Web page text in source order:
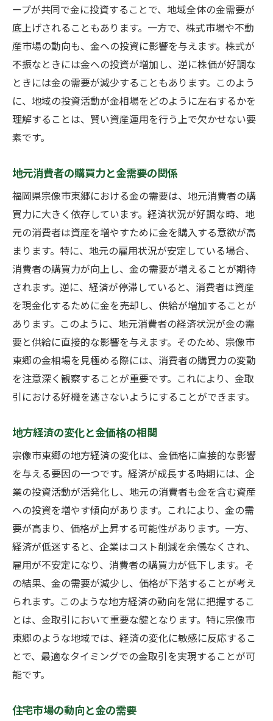
ープが共同で金に投資することで、地域全体の金需要が
底上げされることもあります。一方で、株式市場や不動
産市場の動向も、金への投資に影響を与えます。株式が
不振なときには金への投資が増加し、逆に株価が好調な
ときには金の需要が減少することもあります。このよう
に、地域の投資活動が金相場をどのように左右するかを
理解することは、賢い資産運用を行う上で欠かせない要
素です。
地元消費者の購買力と金需要の関係
福岡県宗像市東郷における金の需要は、地元消費者の購
買力に大きく依存しています。経済状況が好調な時、地
元の消費者は資産を増やすために金を購入する意欲が高
まります。特に、地元の雇用状況が安定している場合、
消費者の購買力が向上し、金の需要が増えることが期待
されます。逆に、経済が停滞していると、消費者は資産
を現金化するために金を売却し、供給が増加することが
あります。このように、地元消費者の経済状況が金の需
要と供給に直接的な影響を与えます。そのため、宗像市
東郷の金相場を見極める際には、消費者の購買力の変動
を注意深く観察することが重要です。これにより、金取
引における好機を逃さないようにすることができます。
地方経済の変化と金価格の相関
宗像市東郷の地方経済の変化は、金価格に直接的な影響
を与える要因の一つです。経済が成長する時期には、企
業の投資活動が活発化し、地元の消費者も金を含む資産
への投資を増やす傾向があります。これにより、金の需
要が高まり、価格が上昇する可能性があります。一方、
経済が低迷すると、企業はコスト削減を余儀なくされ、
雇用が不安定になり、消費者の購買力が低下します。そ
の結果、金の需要が減少し、価格が下落することが考え
られます。このような地方経済の動向を常に把握するこ
とは、金取引において重要な鍵となります。特に宗像市
東郷のような地域では、経済の変化に敏感に反応するこ
とで、最適なタイミングでの金取引を実現することが可
能です。
住宅市場の動向と金の需要